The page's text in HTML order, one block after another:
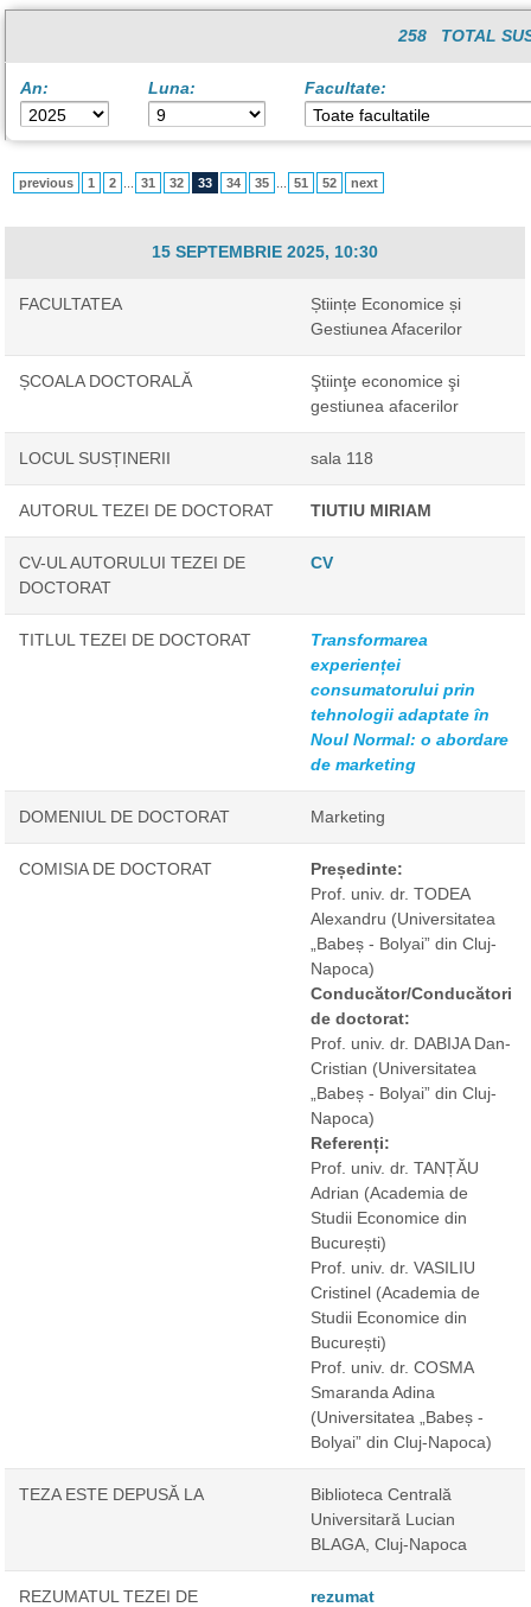
258 TOTAL
An: Luna: Facultate:
previous 1 2 31 32 33 34 35 51 52 next
15 SEPTEMBRIE 2025, 10:30
FACULTATEA
Științe Economice și
Gestiunea Afacerilor
ȘCOALA DOCTORALĂ
Ştiinţe economice şi
gestiunea afacerilor
LOCUL SUSȚINERII sala 118
AUTORUL TEZEI DE DOCTORAT TIUTIU MIRIAM
CV-UL AUTORULUI TEZEI DE
DOCTORAT
CV
TITLUL TEZEI DE DOCTORAT
Transformarea
experienței
consumatorului prin
tehnologii adaptate în
Noul Normal: o abordare
de marketing
DOMENIUL DE DOCTORAT Marketing
COMISIA DE DOCTORAT
Președinte:
Prof. univ. dr. TODEA
Alexandru (Universitatea
„Babeș - Bolyai” din Cluj-
Napoca)
Conducător/Conducători
de doctorat:
Prof. univ. dr. DABIJA Dan-
Cristian (Universitatea
„Babeș - Bolyai” din Cluj-
Napoca)
Referenți:
Prof. univ. dr. TANȚĂU
Adrian (Academia de
Studii Economice din
București)
Prof. univ. dr. VASILIU
Cristinel (Academia de
Studii Economice din
București)
Prof. univ. dr. COSMA
Smaranda Adina
(Universitatea „Babeș -
Bolyai” din Cluj-Napoca)
TEZA ESTE DEPUSĂ LA
Biblioteca Centrală
Universitară Lucian
BLAGA, Cluj-Napoca
REZUMATUL TEZEI DE
rezumat